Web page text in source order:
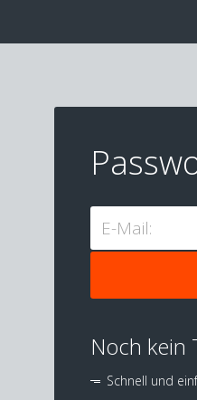
E-Mail:
Noch kein
Schnell und